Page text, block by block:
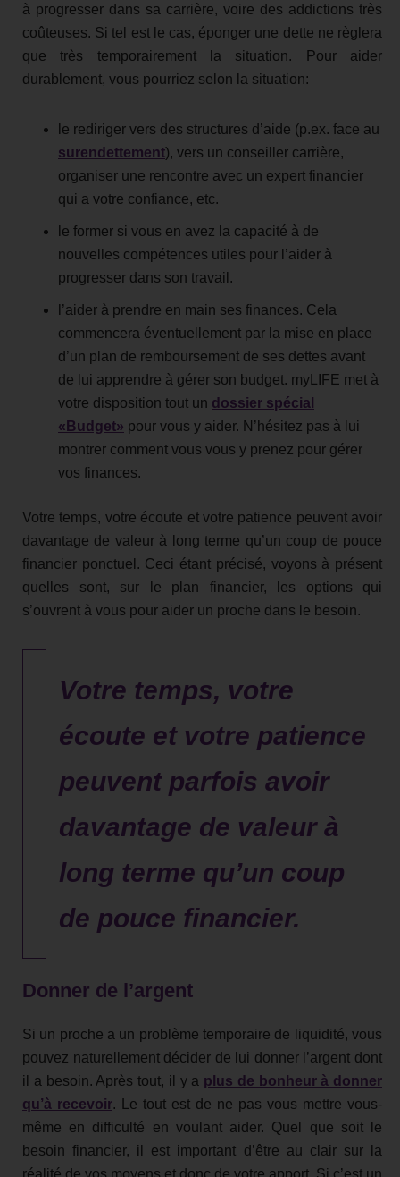
à progresser dans sa carrière, voire des addictions très
coûteuses. Si tel est le cas, éponger une dette ne règlera
que très temporairement la situation. Pour aider
durablement, vous pourriez selon la situation:
le rediriger vers des structures d’aide (p.ex. face au
surendettement), vers un conseiller carrière,
organiser une rencontre avec un expert financier
qui a votre confiance, etc.
le former si vous en avez la capacité à de
nouvelles compétences utiles pour l’aider à
progresser dans son travail.
l’aider à prendre en main ses finances. Cela
commencera éventuellement par la mise en place
d’un plan de remboursement de ses dettes avant
de lui apprendre à gérer son budget. myLIFE met à
votre disposition tout un dossier spécial
«Budget» pour vous y aider. N’hésitez pas à lui
montrer comment vous vous y prenez pour gérer
vos finances.
Votre temps, votre écoute et votre patience peuvent avoir
davantage de valeur à long terme qu’un coup de pouce
financier ponctuel. Ceci étant précisé, voyons à présent
quelles sont, sur le plan financier, les options qui
s’ouvrent à vous pour aider un proche dans le besoin.
Votre temps, votre
écoute et votre patience
peuvent parfois avoir
davantage de valeur à
long terme qu’un coup
de pouce financier.
Donner de l’argent
Si un proche a un problème temporaire de liquidité, vous
pouvez naturellement décider de lui donner l’argent dont
il a besoin. Après tout, il y a plus de bonheur à donner
qu’à recevoir. Le tout est de ne pas vous mettre vous-
même en difficulté en voulant aider. Quel que soit le
besoin financier, il est important d’être au clair sur la